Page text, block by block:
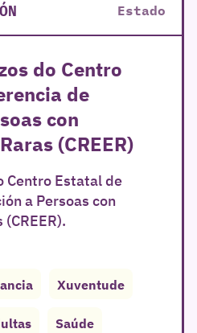
Estado
do Centro
de
con
(CREER)
Centro Estatal de
a Persoas con
Xuventude
Saúde